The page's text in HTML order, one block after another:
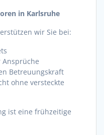
in Karlsruhe
wir Sie bei:
Betreuungskraft
ohne versteckte
ist eine frühzeitige